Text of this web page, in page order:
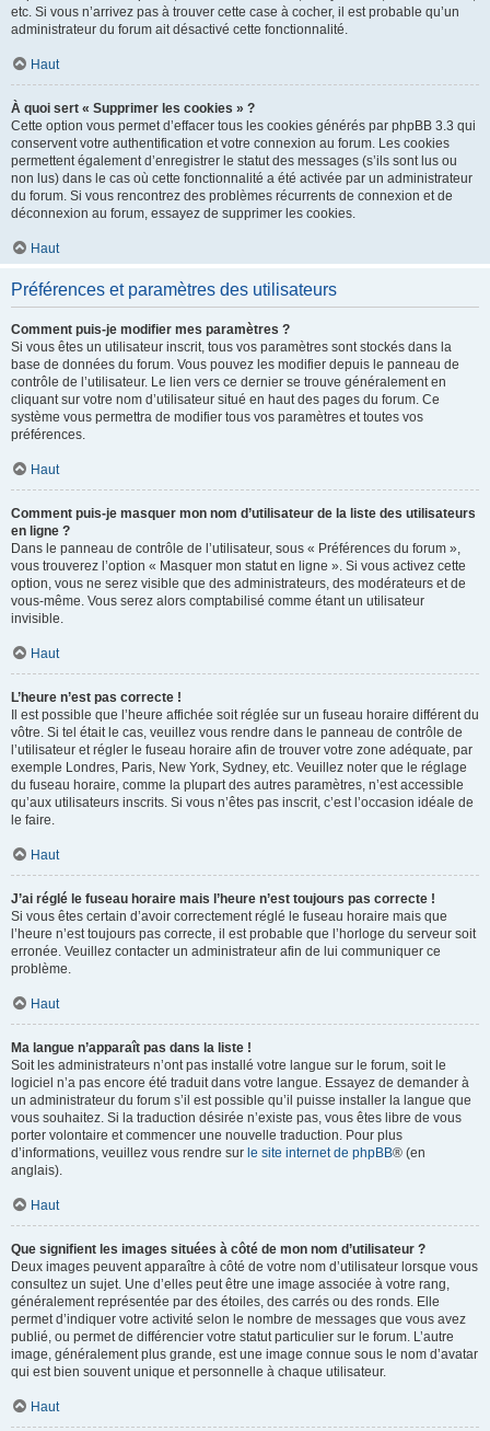
etc. Si vous n’arrivez pas à trouver cette case à cocher, il est probable qu’un
administrateur du forum ait désactivé cette fonctionnalité.
Haut
À quoi sert « Supprimer les cookies » ?
Cette option vous permet d’effacer tous les cookies générés par phpBB 3.3 qui
conservent votre authentification et votre connexion au forum. Les cookies
permettent également d’enregistrer le statut des messages (s’ils sont lus ou
non lus) dans le cas où cette fonctionnalité a été activée par un administrateur
du forum. Si vous rencontrez des problèmes récurrents de connexion et de
déconnexion au forum, essayez de supprimer les cookies.
Haut
Préférences et paramètres des utilisateurs
Comment puis-je modifier mes paramètres ?
Si vous êtes un utilisateur inscrit, tous vos paramètres sont stockés dans la
base de données du forum. Vous pouvez les modifier depuis le panneau de
contrôle de l’utilisateur. Le lien vers ce dernier se trouve généralement en
cliquant sur votre nom d’utilisateur situé en haut des pages du forum. Ce
système vous permettra de modifier tous vos paramètres et toutes vos
préférences.
Haut
Comment puis-je masquer mon nom d’utilisateur de la liste des utilisateurs
en ligne ?
Dans le panneau de contrôle de l’utilisateur, sous « Préférences du forum »,
vous trouverez l’option « Masquer mon statut en ligne ». Si vous activez cette
option, vous ne serez visible que des administrateurs, des modérateurs et de
vous-même. Vous serez alors comptabilisé comme étant un utilisateur
invisible.
Haut
L’heure n’est pas correcte !
Il est possible que l’heure affichée soit réglée sur un fuseau horaire différent du
vôtre. Si tel était le cas, veuillez vous rendre dans le panneau de contrôle de
l’utilisateur et régler le fuseau horaire afin de trouver votre zone adéquate, par
exemple Londres, Paris, New York, Sydney, etc. Veuillez noter que le réglage
du fuseau horaire, comme la plupart des autres paramètres, n’est accessible
qu’aux utilisateurs inscrits. Si vous n’êtes pas inscrit, c’est l’occasion idéale de
le faire.
Haut
J’ai réglé le fuseau horaire mais l’heure n’est toujours pas correcte !
Si vous êtes certain d’avoir correctement réglé le fuseau horaire mais que
l’heure n’est toujours pas correcte, il est probable que l’horloge du serveur soit
erronée. Veuillez contacter un administrateur afin de lui communiquer ce
problème.
Haut
Ma langue n’apparaît pas dans la liste !
Soit les administrateurs n’ont pas installé votre langue sur le forum, soit le
logiciel n’a pas encore été traduit dans votre langue. Essayez de demander à
un administrateur du forum s’il est possible qu’il puisse installer la langue que
vous souhaitez. Si la traduction désirée n’existe pas, vous êtes libre de vous
porter volontaire et commencer une nouvelle traduction. Pour plus
d’informations, veuillez vous rendre sur le site internet de phpBB® (en
anglais).
Haut
Que signifient les images situées à côté de mon nom d’utilisateur ?
Deux images peuvent apparaître à côté de votre nom d’utilisateur lorsque vous
consultez un sujet. Une d’elles peut être une image associée à votre rang,
généralement représentée par des étoiles, des carrés ou des ronds. Elle
permet d’indiquer votre activité selon le nombre de messages que vous avez
publié, ou permet de différencier votre statut particulier sur le forum. L’autre
image, généralement plus grande, est une image connue sous le nom d’avatar
qui est bien souvent unique et personnelle à chaque utilisateur.
Haut